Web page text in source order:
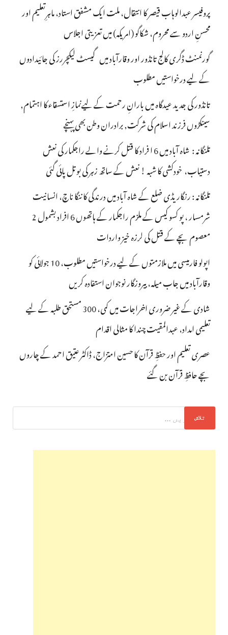
پروفیسر عبدالوہاب قیصر کا انتقال، ملت ایک مشفق استاد، ماہرِتعلیم اور
محسنِ اردو سے محروم، شکاگو (امریکہ) میں تعزیتی اجلاس
گورنمنٹ ڈگری کالج تانڈور اور وقارآباد میں گیسٹ لیکچررز کی جائیدادوں
کے لیے درخواستیں مطلوب
تانڈور کی جدید عیدگاہ میں بارانِ رحمت کے لیےنمازِ استسقاء کا اہتمام,
سینکڑوں فرزند اسلام کی شرکت, برادران وطن بھی پہنچے
تلنگانہ : شاہ آباد میں 6 ا فراد کا قتل کرنے والے راجکمار کی نعش
دستیاب، خودکشی کا شبہ ! نعش کے ساتھ زہر کی بوتل پائی گئی
تلنگانہ : رنگاریڈی ضلع کے شاہ آباد میں درندگی کا ننگا ناچ، انسانیت
شرمسار ، پو کسو کیس کے ملزم راجکمار کے ہاتھوں 6 افراد بشمول 2
معصوم بچے کے قتل کی لرزہ خیز واردات
اپولو فارمیسی میں ملازمتوں کے لیے درخواستیں مطلوب، 10 جولائی کو
وقارآباد میں جاب میلہ، بیروزگار نوجوان استفادہ کریں
شادی کے غیر ضروری اخراجات میں کمی، 300 مستحق طلبہ کے لیے
تعلیمی امداد، عبدالمقیت چندا کا مثالی اقدام
عصری تعلیم اور حفظِ قرآن کا حسین امتزاج، ڈاکٹر عتیق احمد کے چاروں
بچے حافظِ قرآن بن گئے